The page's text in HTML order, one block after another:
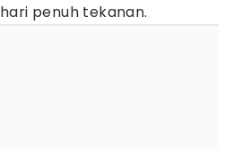
penuh tekanan.